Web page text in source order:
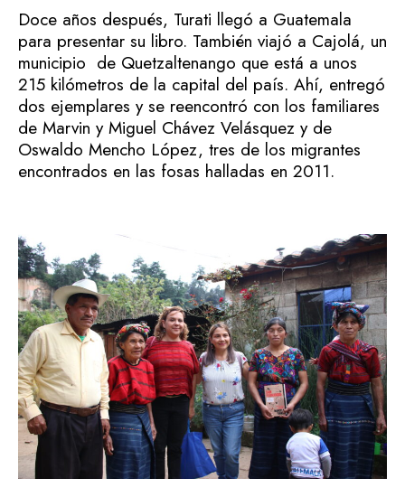
Doce años después, Turati llegó a Guatemala
para presentar su libro. También viajó a Cajolá, un
municipio de Quetzaltenango que está a unos
215 kilómetros de la capital del país. Ahí, entregó
dos ejemplares y se reencontró con los familiares
de Marvin y Miguel Chávez Velásquez y de
Oswaldo Mencho López, tres de los migrantes
encontrados en las fosas halladas en 2011.